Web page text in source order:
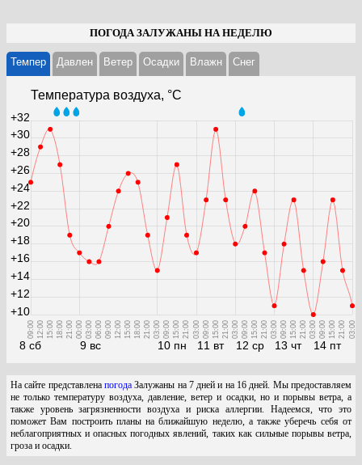
ПОГОДА ЗАЛУЖАНЫ НА НЕДЕЛЮ
Темпер Давлен Ветер Осадки Влажн Cнег
Температура воздуха, °С
8 сб
09:00 12:00 15:00 18:00 21:00
9 вс
00:00 03:00 06:00 09:00 12:00 15:00 18:00 21:00
10 пн
03:00 09:00 15:00 21:00
11 вт
03:00 09:00 15:00 21:00
12 ср
03:00 09:00 15:00 21:00
13 чт
03:00 09:00 15:00 21:00
14 пт
03:00 09:00 15:00 21:00 03:00
+10
+12
+14
+16
+18
+20
+22
+24
+26
+28
+30
+32
На сайте представлена погодаЗалужаны на 7 дней и на 16 дней. Мы предоставляем
не только температуру воздуха, давление, ветер и осадки, но и порывы ветра, а
также уровень загрязненности воздуха и риска аллергии. Надеемся, что это
поможет Вам построить планы на ближайшую неделю, а также уберечь себя от
неблагоприятных и опасных погодных явлений, таких как сильные порывы ветра,
гроза и осадки.